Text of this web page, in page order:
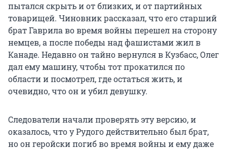
пытался скрыть и от близких, и от партийных
товарищей. Чиновник рассказал, что его старший
брат Гаврила во время войны перешел на сторону
немцев, а после победы над фашистами жил в
Канаде. Недавно он тайно вернулся в Кузбасс, Олег
дал ему машину, чтобы тот прокатился по
области и посмотрел, где остаться жить, и
очевидно, что он и убил девушку.
Следователи начали проверять эту версию, и
оказалось, что у Рудого действительно был брат,
но он геройски погиб во время войны и ему даже